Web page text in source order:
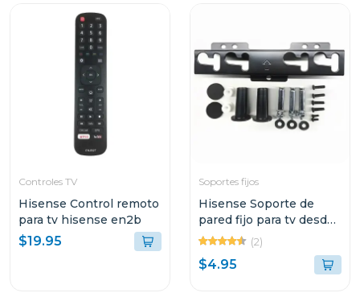
Controles TV
Hisense Control remoto
para tv hisense en2b
$19.95
Soportes fijos
Hisense Soporte de
pared fijo para tv desde
32" hasta 58" lg200065
(2)
$4.95